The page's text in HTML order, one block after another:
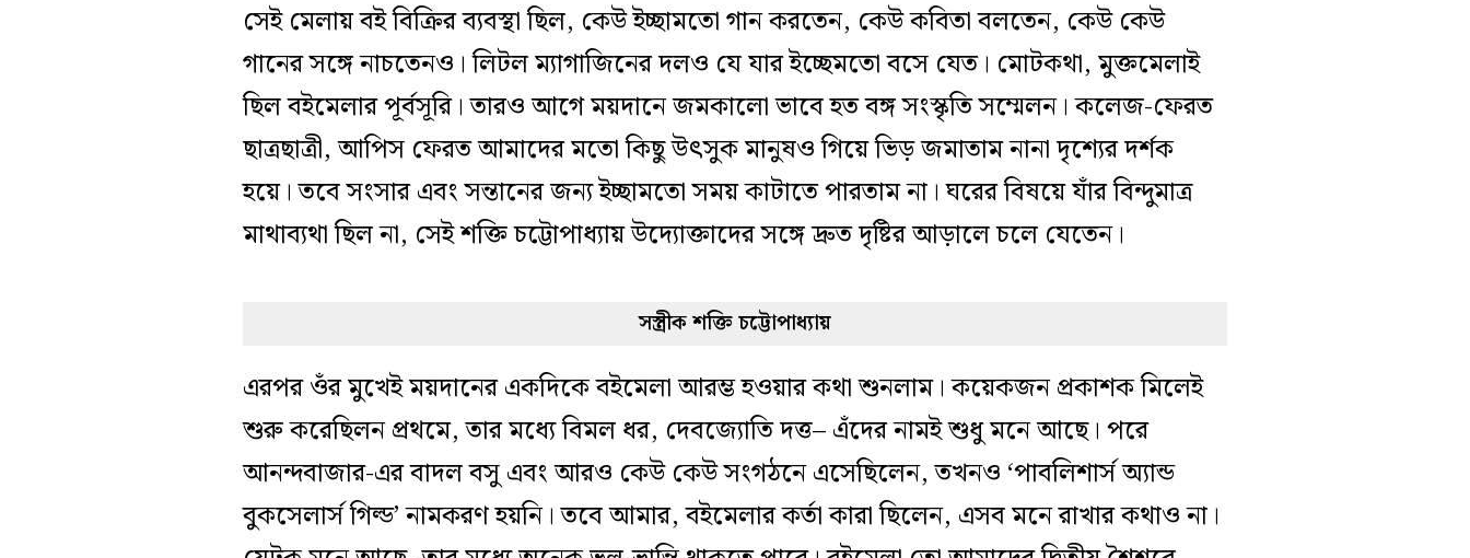
সেই মেলায় বই বিক্রির ব্যবস্থা ছিল, কেউ ইচ্ছামতো গান করতেন, কেউ কবিতা বলতেন, কেউ কেউ
গানের সঙ্গে নাচতেনও। লিটল ম্যাগাজিনের দলও যে যার ইচ্ছেমতো বসে যেত। মোটকথা, মুক্তমেলাই
ছিল বইমেলার পূর্বসূরি। তারও আগে ময়দানে জমকালো ভাবে হত বঙ্গ সংস্কৃতি সম্মেলন। কলেজ-ফেরত
ছাত্রছাত্রী, আপিস ফেরত আমাদের মতো কিছু উৎসুক মানুষও গিয়ে ভিড় জমাতাম নানা দৃশ্যের দর্শক
হয়ে। তবে সংসার এবং সন্তানের জন্য ইচ্ছামতো সময় কাটাতে পারতাম না। ঘরের বিষয়ে যাঁর বিন্দুমাত্র
মাথাব্যথা ছিল না, সেই শক্তি চট্টোপাধ্যায় উদ্যোক্তাদের সঙ্গে দ্রুত দৃষ্টির আড়ালে চলে যেতেন।
সস্ত্রীক শক্তি চট্টোপাধ্যায়
এরপর ওঁর মুখেই ময়দানের একদিকে বইমেলা আরম্ভ হওয়ার কথা শুনলাম। কয়েকজন প্রকাশক মিলেই
শুরু করেছিলন প্রথমে, তার মধ্যে বিমল ধর, দেবজ্যোতি দত্ত– এঁদের নামই শুধু মনে আছে। পরে
আনন্দবাজার-এর বাদল বসু এবং আরও কেউ কেউ সংগঠনে এসেছিলেন, তখনও ‘পাবলিশার্স অ্যান্ড
বুকসেলার্স গিল্ড’ নামকরণ হয়নি। তবে আমার, বইমেলার কর্তা কারা ছিলেন, এসব মনে রাখার কথাও না।